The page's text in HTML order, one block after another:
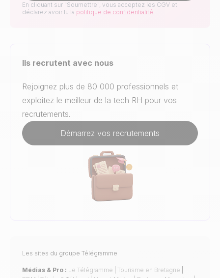
En cliquant sur "Soumettre", vous acceptez les CGV et
déclarez avoir lu la politique de confidentialité
Ils recrutent avec nous
Rejoignez plus de 80 000 professionnels et
exploitez le meilleur de la tech RH pour vos
recrutements.
Démarrez vos recrutements
Les sites du groupe Télégramme
Médias & Pro : Le Télégramme Tourisme en Bretagne